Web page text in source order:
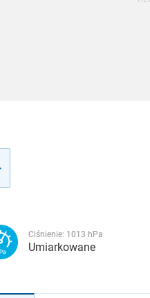
Ciśnienie: 1013 hPa
Umiarkowane